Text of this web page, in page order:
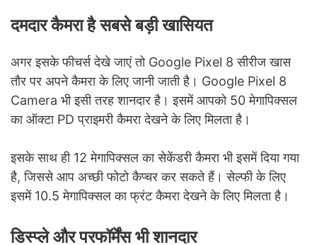
दमदार कैमरा है सबसे बड़ी खासियत
अगर इसके फीचर्स देखे जाएं तो Google Pixel 8 सीरीज खास
तौर पर अपने कैमरा के लिए जानी जाती है। Google Pixel 8
Camera भी इसी तरह शानदार है। इसमें आपको 50 मेगापिक्सल
का ऑक्टा PD प्राइमरी कैमरा देखने के लिए मिलता है।
इसके साथ ही 12 मेगापिक्सल का सेकेंडरी कैमरा भी इसमें दिया गया
है, जिससे आप अच्छी फोटो कैप्चर कर सकते हैं। सेल्फी के लिए
इसमें 10.5 मेगापिक्सल का फ्रंट कैमरा देखने के लिए मिलता है।
डिस्प्ले और परफॉर्मेंस भी शानदार